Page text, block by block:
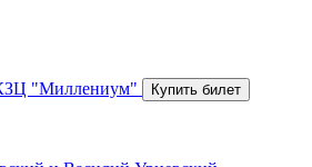
"Миллениум"